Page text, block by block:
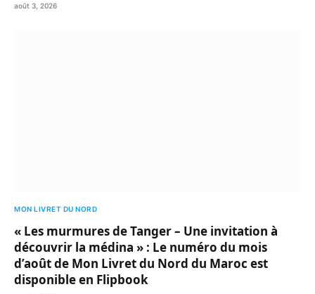
août 3, 2026
MON LIVRET DU NORD
« Les murmures de Tanger – Une invitation à
découvrir la médina » : Le numéro du mois
d’août de Mon Livret du Nord du Maroc est
disponible en Flipbook